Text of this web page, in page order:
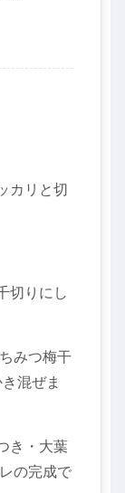
カリと切
切りにし
みつ梅干
混ぜま
き・大葉
の完成で